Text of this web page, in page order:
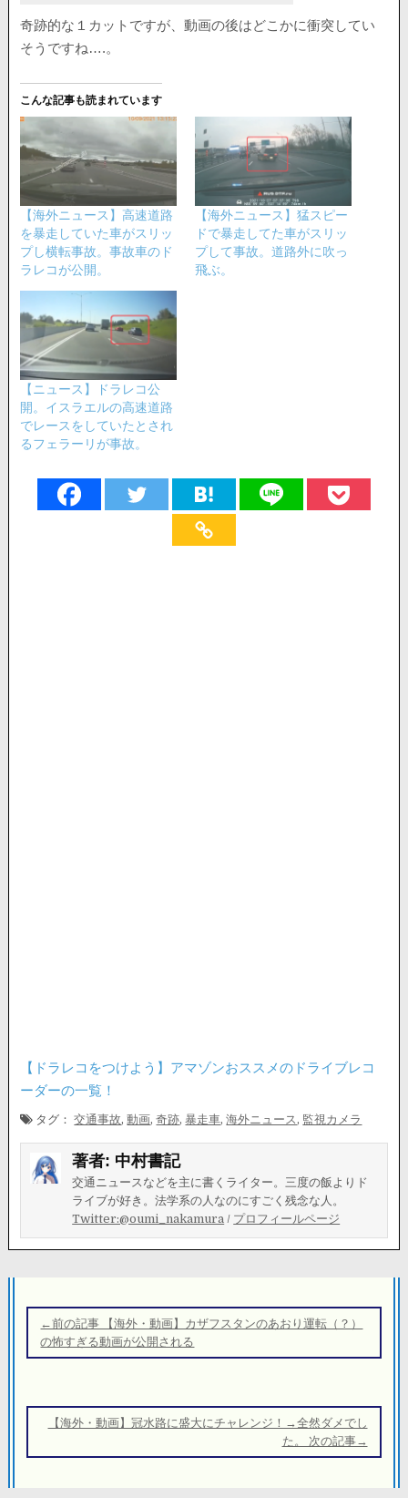
奇跡的な１カットですが、動画の後はどこかに衝突してい
そうですね….。
こんな記事も読まれています
【海外ニュース】高速道路
を暴走していた車がスリッ
プし横転事故。事故車のド
ラレコが公開。
【海外ニュース】猛スピー
ドで暴走してた車がスリッ
プして事故。道路外に吹っ
飛ぶ。
【ニュース】ドラレコ公
開。イスラエルの高速道路
でレースをしていたとされ
るフェラーリが事故。
【ドラレコをつけよう】アマゾンおススメのドライブレコ
ーダーの一覧！
タグ：交通事故,動画,奇跡,暴走車,海外ニュース , 監視カメラ
著者: 中村書記
交通ニュースなどを主に書くライター。三度の飯よりド
ライブが好き。法学系の人なのにすごく残念な人。
Twitter:@oumi_nakamura / プロフィールページ
稿
ナ
ー
←前の記事 【海外・動画】カザフスタンのあおり運転（？）
の怖すぎる動画が公開される
【海外・動画】冠水路に盛大にチャレンジ！→全然ダメでし
た。 次の記事→